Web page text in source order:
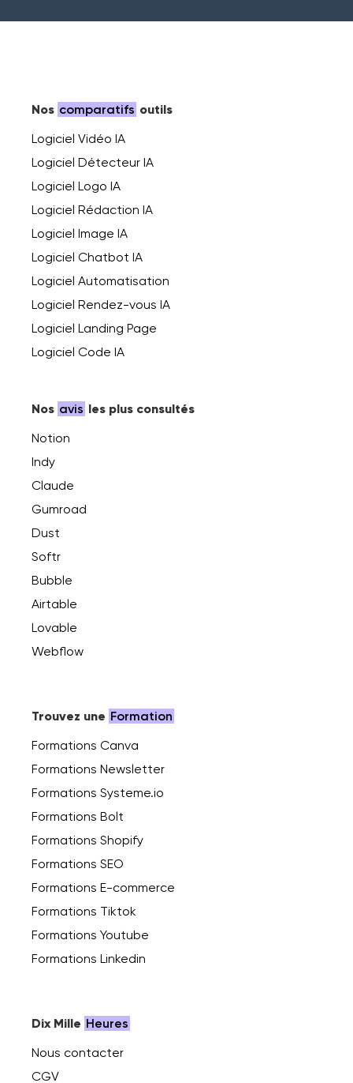
Nos comparatifs outils
Logiciel Vidéo IA
Logiciel Détecteur IA
Logiciel Logo IA
Logiciel Rédaction IA
Logiciel Image IA
Logiciel Chatbot IA
Logiciel Automatisation
Logiciel Rendez-vous IA
Logiciel Landing Page
Logiciel Code IA
Nos avis les plus consultés
Notion
Indy
Claude
Gumroad
Dust
Softr
Bubble
Airtable
Lovable
Webflow
Trouvez une Formation
Formations Canva
Formations Newsletter
Formations Systeme.io
Formations Bolt
Formations Shopify
Formations SEO
Formations E-commerce
Formations Tiktok
Formations Youtube
Formations Linkedin
Dix Mille Heures
Nous contacter
CGV